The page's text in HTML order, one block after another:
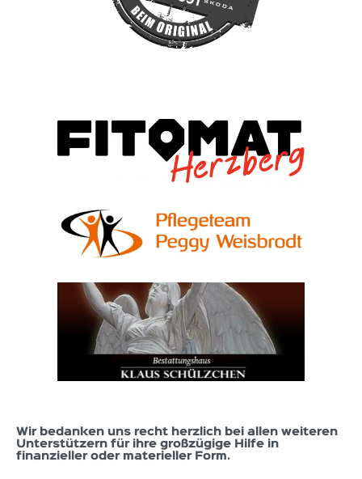
Wir bedanken uns recht herzlich bei allen weiteren
Unterstützern für ihre großzügige Hilfe in
finanzieller oder materieller Form.